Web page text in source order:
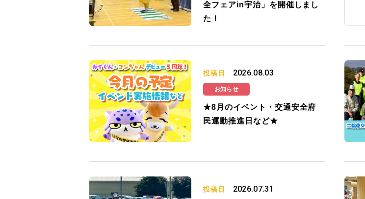
全フェアin宇治」を開催しまし
た！
投稿日 2026.08.03
お知らせ
★8月のイベント・交通安全府
民運動推進日など★
投稿日 2026.07.31